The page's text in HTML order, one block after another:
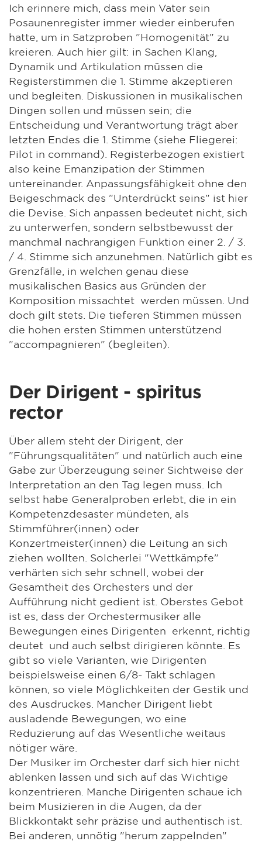
Ich erinnere mich, dass mein Vater sein
Posaunenregister immer wieder einberufen
hatte, um in Satzproben "Homogenität" zu
kreieren. Auch hier gilt: in Sachen Klang,
Dynamik und Artikulation müssen die
Registerstimmen die 1. Stimme akzeptieren
und begleiten. Diskussionen in musikalischen
Dingen sollen und müssen sein; die
Entscheidung und Verantwortung trägt aber
letzten Endes die 1. Stimme (siehe Fliegerei:
Pilot in command). Registerbezogen existiert
also keine Emanzipation der Stimmen
untereinander. Anpassungsfähigkeit ohne den
Beigeschmack des "Unterdrückt seins" ist hier
die Devise. Sich anpassen bedeutet nicht, sich
zu unterwerfen, sondern selbstbewusst der
manchmal nachrangigen Funktion einer 2. / 3.
/ 4. Stimme sich anzunehmen. Natürlich gibt es
Grenzfälle, in welchen genau diese
musikalischen Basics aus Gründen der
Komposition missachtet werden müssen. Und
doch gilt stets. Die tieferen Stimmen müssen
die hohen ersten Stimmen unterstützend
"accompagnieren" (begleiten).
Der Dirigent - spiritus
rector
Über allem steht der Dirigent, der
"Führungsqualitäten" und natürlich auch eine
Gabe zur Überzeugung seiner Sichtweise der
Interpretation an den Tag legen muss. Ich
selbst habe Generalproben erlebt, die in ein
Kompetenzdesaster mündeten, als
Stimmführer(innen) oder
Konzertmeister(innen) die Leitung an sich
ziehen wollten. Solcherlei "Wettkämpfe"
verhärten sich sehr schnell, wobei der
Gesamtheit des Orchesters und der
Aufführung nicht gedient ist. Oberstes Gebot
ist es, dass der Orchestermusiker alle
Bewegungen eines Dirigenten erkennt, richtig
deutet und auch selbst dirigieren könnte. Es
gibt so viele Varianten, wie Dirigenten
beispielsweise einen 6/8- Takt schlagen
können, so viele Möglichkeiten der Gestik und
des Ausdruckes. Mancher Dirigent liebt
ausladende Bewegungen, wo eine
Reduzierung auf das Wesentliche weitaus
nötiger wäre.
Der Musiker im Orchester darf sich hier nicht
ablenken lassen und sich auf das Wichtige
konzentrieren. Manche Dirigenten schaue ich
beim Musizieren in die Augen, da der
Blickkontakt sehr präzise und authentisch ist.
Bei anderen, unnötig "herum zappelnden"